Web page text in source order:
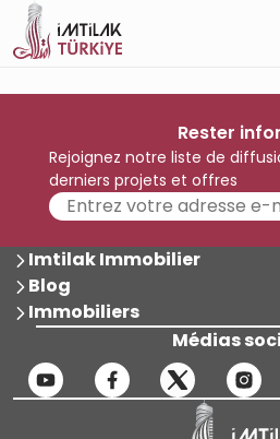
Rester
Rejoignez notre liste de
derniers projets et offres
Imtilak Immobilier
Blog
Immobiliers
Médias